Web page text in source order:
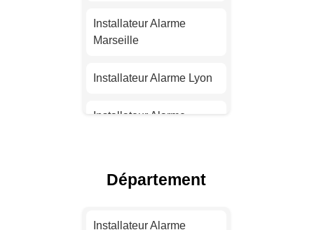
Installateur Alarme
Marseille
Installateur Alarme Lyon
Installateur Alarme
Installateur Alarme Nice
Nantes
Département
Installateur Alarme